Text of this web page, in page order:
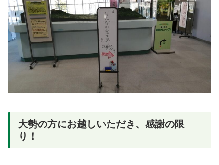
大勢の方にお越しいただき、感謝の限
り！